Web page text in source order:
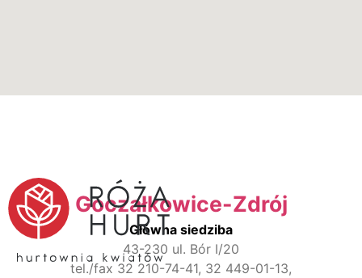
Goczałkowice-Zdrój
Główna siedziba
43-230 ul. Bór I/20
tel./fax 32 210-74-41, 32 449-01-13,